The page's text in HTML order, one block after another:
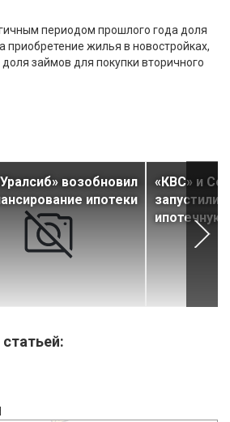
периодом прошлого года доля
приобретение жилья в новостройках,
займов для покупки вторичного
возобновил
ипотеки
«КВС» и
запустили
ипотечную